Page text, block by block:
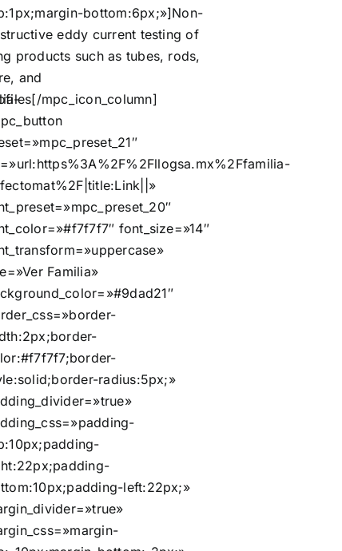
bottom:6px;»]Non-
eddy current testing of
products such as tubes, rods,
and
mpc_icon_column]
font_size=»14″
Familia»
radius:5px;»
left:22px;»